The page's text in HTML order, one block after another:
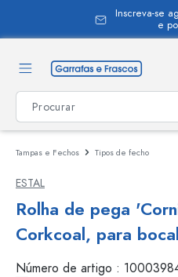
Inscreva-se
e
Tampas e Fechos Tipos de fecho
ESTAL
Rolha de pega
Corkcoal, para
Número de artigo :